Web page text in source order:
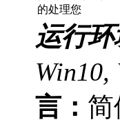
的处理您
运行环
Win10,
言： 简